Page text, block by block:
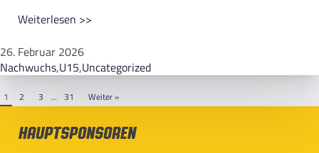
Weiterlesen >>
26. Februar 2026
Nachwuchs,U15,Uncategorized
1 2 3 … 31 Weiter »
Hauptsponsoren